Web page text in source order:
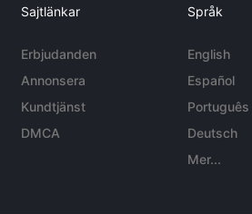
Sajtlänkar
Erbjudanden
Annonsera
Kundtjänst
DMCA
Språk
English
Español
Português
Deutsch
Mer...